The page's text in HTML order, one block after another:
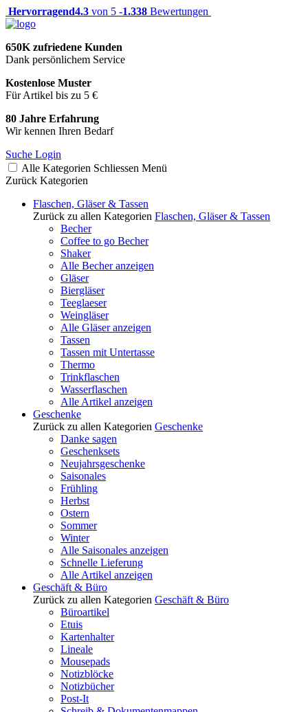
Hervorragend4.3 von 5 -1.338 Bewertungen
650K zufriedene Kunden
Dank persönlichem Service
Kostenlose Muster
Für Artikel bis zu 5 €
80 Jahre Erfahrung
Wir kennen Ihren Bedarf
Suche Login
Alle Kategorien Schliessen Menü
Zurück Kategorien
Flaschen, Gläser & Tassen
Zurück zu allen Kategorien Flaschen, Gläser & Tassen
Becher
Coffee to go Becher
Shaker
Alle Becher anzeigen
Gläser
Biergläser
Teeglaeser
Weingläser
Alle Gläser anzeigen
Tassen
Tassen mit Untertasse
Thermo
Trinkflaschen
Wasserflaschen
Alle Artikel anzeigen
Geschenke
Zurück zu allen Kategorien Geschenke
Danke sagen
Geschenksets
Neujahrsgeschenke
Saisonales
Frühling
Herbst
Ostern
Sommer
Winter
Alle Saisonales anzeigen
Schnelle Lieferung
Alle Artikel anzeigen
Geschäft & Büro
Zurück zu allen Kategorien Geschäft & Büro
Büroartikel
Etuis
Kartenhalter
Lineale
Mousepads
Notizblöcke
Notizbücher
Post-It